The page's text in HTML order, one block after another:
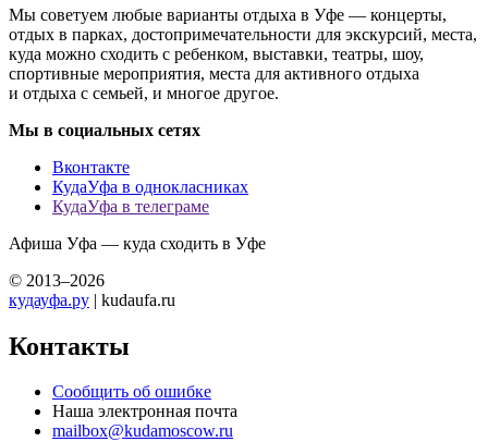
Мы советуем любые варианты отдыха в Уфе — концерты,
отдых в парках, достопримечательности для экскурсий, места,
куда можно сходить с ребенком, выставки, театры, шоу,
спортивные мероприятия, места для активного отдыха
и отдыха с семьей, и многое другое.
Мы в социальных сетях
Вконтакте
КудаУфа в однокласниках
КудаУфа в телеграме
Афиша Уфа — куда сходить в Уфе
© 2013–2026
кудауфа.ру | kudaufa.ru
Контакты
Сообщить об ошибке
Наша электронная почта
mailbox@kudamoscow.ru